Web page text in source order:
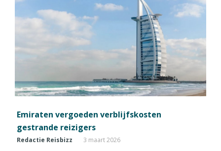
Emiraten vergoeden verblijfskosten
gestrande reizigers
Redactie Reisbizz 3 maart 2026